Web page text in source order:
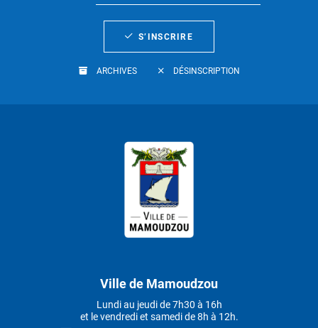
S’INSCRIRE
ARCHIVES DÉSINSCRIPTION
Ville de Mamoudzou
Lundi au jeudi de 7h30 à 16h
et le vendredi et samedi de 8h à 12h.